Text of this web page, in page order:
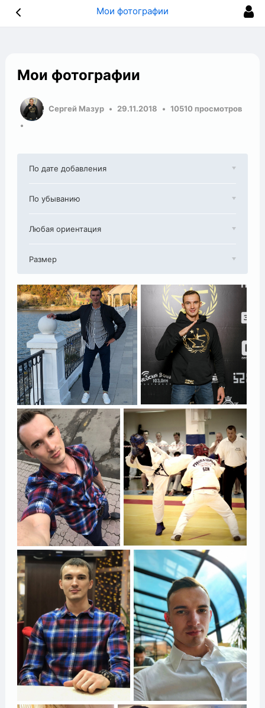
Мои фотографии
Мои фотографии
Сергей Мазур 29.11.2018 10510 просмотров
По дате добавления
По убыванию
Любая ориентация
Размер